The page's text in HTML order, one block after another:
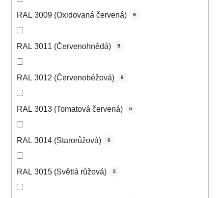
RAL 3009 (Oxidovaná červená) 6
RAL 3011 (Červenohnědá) 5
RAL 3012 (Červenobéžová) 6
RAL 3013 (Tomatová červená) 5
RAL 3014 (Starorůžová) 6
RAL 3015 (Světlá růžová) 5